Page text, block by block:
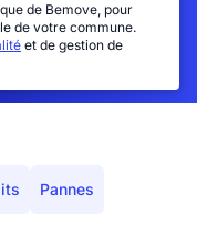
de Bemove, pour
de votre commune.
et de gestion de
Pannes